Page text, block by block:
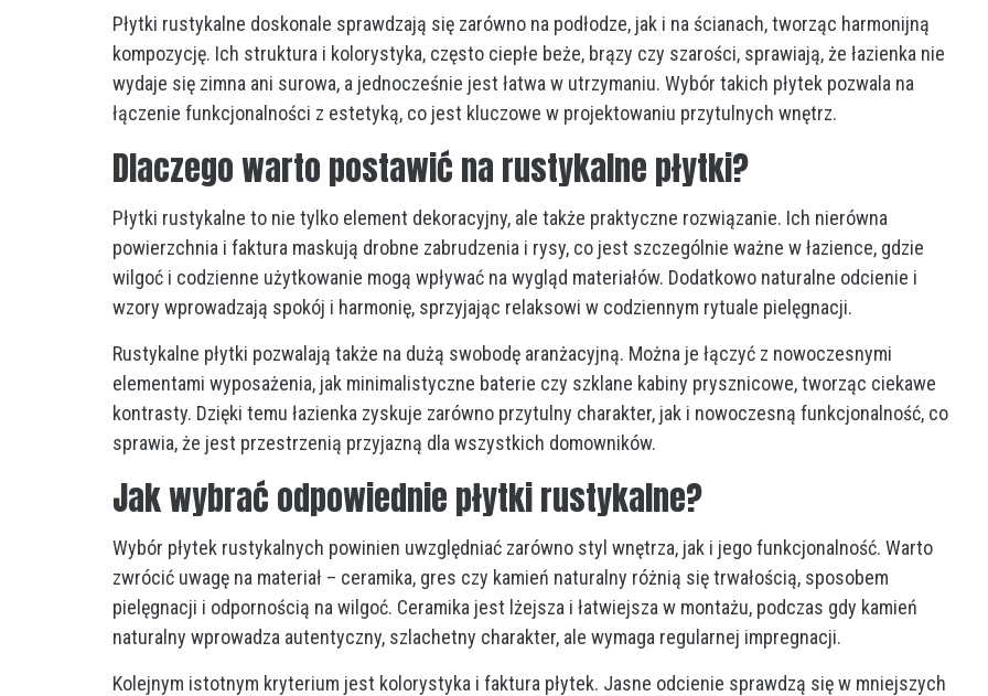
Płytki rustykalne doskonale sprawdzają się zarówno na podłodze, jak i na ścianach, tworząc harmonijną
kompozycję. Ich struktura i kolorystyka, często ciepłe beże, brązy czy szarości, sprawiają, że łazienka nie
wydaje się zimna ani surowa, a jednocześnie jest łatwa w utrzymaniu. Wybór takich płytek pozwala na
łączenie funkcjonalności z estetyką, co jest kluczowe w projektowaniu przytulnych wnętrz.
Dlaczego warto postawić na rustykalne płytki?
Płytki rustykalne to nie tylko element dekoracyjny, ale także praktyczne rozwiązanie. Ich nierówna
powierzchnia i faktura maskują drobne zabrudzenia i rysy, co jest szczególnie ważne w łazience, gdzie
wilgoć i codzienne użytkowanie mogą wpływać na wygląd materiałów. Dodatkowo naturalne odcienie i
wzory wprowadzają spokój i harmonię, sprzyjając relaksowi w codziennym rytuale pielęgnacji.
Rustykalne płytki pozwalają także na dużą swobodę aranżacyjną. Można je łączyć z nowoczesnymi
elementami wyposażenia, jak minimalistyczne baterie czy szklane kabiny prysznicowe, tworząc ciekawe
kontrasty. Dzięki temu łazienka zyskuje zarówno przytulny charakter, jak i nowoczesną funkcjonalność, co
sprawia, że jest przestrzenią przyjazną dla wszystkich domowników.
Jak wybrać odpowiednie płytki rustykalne?
Wybór płytek rustykalnych powinien uwzględniać zarówno styl wnętrza, jak i jego funkcjonalność. Warto
zwrócić uwagę na materiał – ceramika, gres czy kamień naturalny różnią się trwałością, sposobem
pielęgnacji i odpornością na wilgoć. Ceramika jest lżejsza i łatwiejsza w montażu, podczas gdy kamień
naturalny wprowadza autentyczny, szlachetny charakter, ale wymaga regularnej impregnacji.
Kolejnym istotnym kryterium jest kolorystyka i faktura płytek. Jasne odcienie sprawdzą się w mniejszych